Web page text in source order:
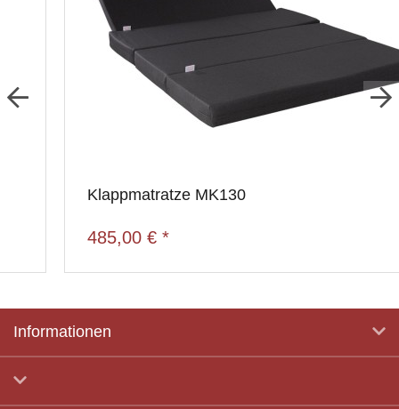
Klappmatratze MK130
485,00 € *
Informationen